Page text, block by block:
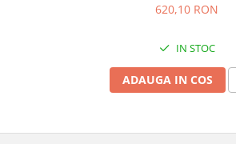
620,10 RON
IN STOC
ADAUGA IN COS